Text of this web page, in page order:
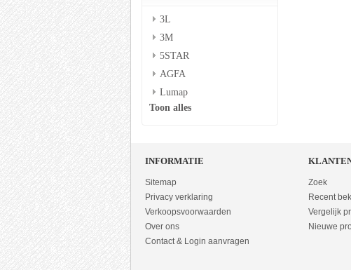
3L
3M
5STAR
AGFA
Lumap
Toon alles
INFORMATIE
Sitemap
Privacy verklaring
Verkoopsvoorwaarden
Over ons
Contact & Login aanvragen
Zoek
Recent
Vergelijk
Nieuwe